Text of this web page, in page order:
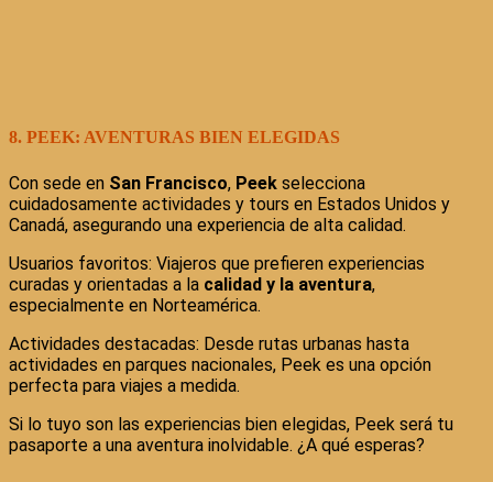
8. PEEK: AVENTURAS BIEN ELEGIDAS
Con sede en San Francisco, Peek selecciona
cuidadosamente actividades y tours en Estados Unidos y
Canadá, asegurando una experiencia de alta calidad.
Usuarios favoritos: Viajeros que prefieren experiencias
curadas y orientadas a la calidad y la aventura,
especialmente en Norteamérica.
Actividades destacadas: Desde rutas urbanas hasta
actividades en parques nacionales, Peek es una opción
perfecta para viajes a medida.
Si lo tuyo son las experiencias bien elegidas, Peek será tu
pasaporte a una aventura inolvidable. ¿A qué esperas?